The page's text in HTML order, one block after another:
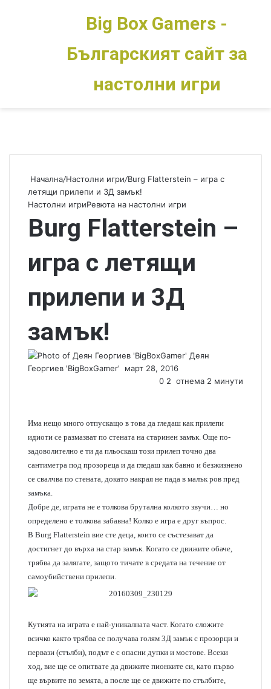
Switch skin
Big Box Gamers -
Българският сайт за
настолни игри
Начална/Настолни игри/Burg Flatterstein – игра с
летящи прилепи и 3Д замък!
Настолни игриРевюта на настолни игри
Burg Flatterstein –
игра с летящи
прилепи и 3Д
замък!
Деян
Георгиев 'BigBoxGamer'
S
a
i
март 28, 2016
0 2 отнема 2 минути
Има нещо много отпускащо в това да гледаш как прилепи
идиоти се размазват по стената на старинен замък. Още по-
задоволително е ти да пльоскаш този прилеп точно два
сантиметра под прозореца и да гледаш как бавно и безжизнено
се свалчва по стената, докато накрая не пада в малък ров пред
замъка.
Добре де, играта не е толкова брутална колкото звучи… но
определено е толкова забавна! Колко е игра е друг въпрос.
В Burg Flatterstein вие сте деца, които се състезават да
достигнет до върха на стар замък. Когато се движите обаче,
трябва да залягате, защото тичате в средата на течение от
самоубийствени прилепи.
Кутията на играта е най-уникалната част. Когато сложите
всичко както трябва се получава голям 3Д замък с прозорци и
первази (стълби), подът е с опасни дупки и мостове. Всеки
ход, вие ще се опитвате да движите пионките си, като първо
ще вървите по земята, а после ще се движите по стълбите,